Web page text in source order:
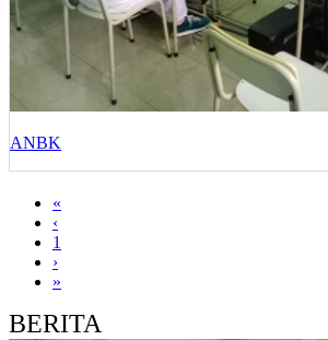
ANBK
«
‹
1
›
»
BERITA